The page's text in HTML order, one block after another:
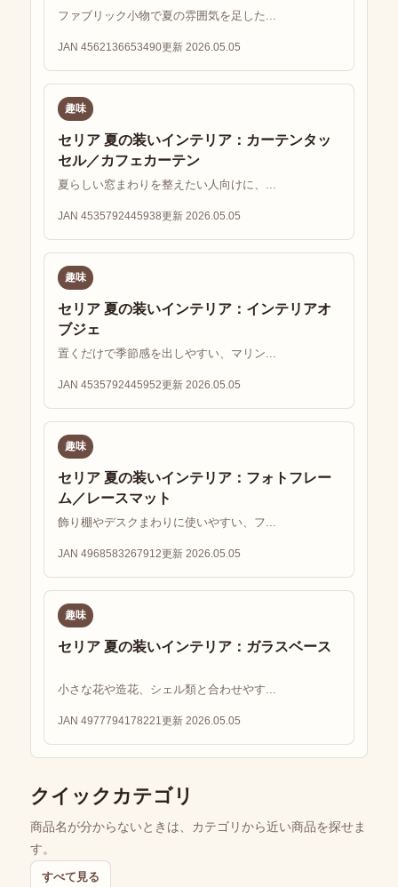
ファブリック小物で夏の雰囲気を足した...
JAN 4562136653490更新 2026.05.05
趣味
セリア 夏の装いインテリア：カーテンタッ
セル／カフェカーテン
夏らしい窓まわりを整えたい人向けに、...
JAN 4535792445938更新 2026.05.05
趣味
セリア 夏の装いインテリア：インテリアオ
ブジェ
置くだけで季節感を出しやすい、マリン...
JAN 4535792445952更新 2026.05.05
趣味
セリア 夏の装いインテリア：フォトフレー
ム／レースマット
飾り棚やデスクまわりに使いやすい、フ...
JAN 4968583267912更新 2026.05.05
趣味
セリア 夏の装いインテリア：ガラスベース
小さな花や造花、シェル類と合わせやす...
JAN 4977794178221 更新 2026.05.05
クイックカテゴリ
商品名が分からないときは、カテゴリから近い商品を探せま
す。
すべて見る